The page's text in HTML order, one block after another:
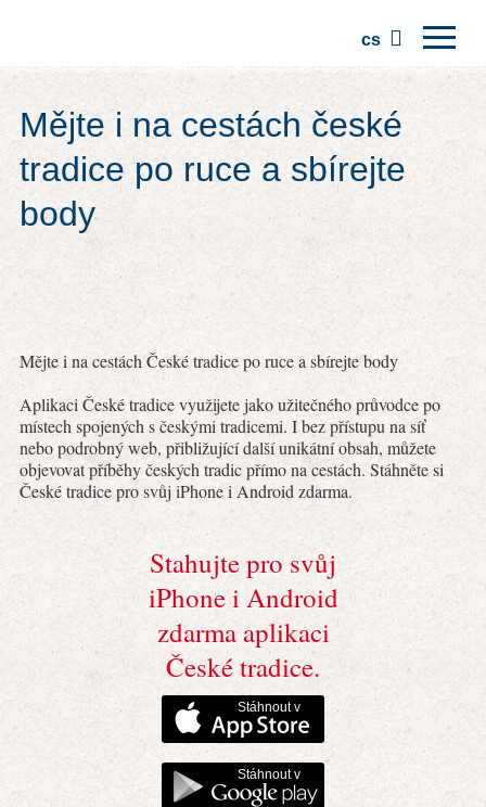
cs
Regiony
Tradice
Výlety
Mějte i na cestách české
tradice po ruce a sbírejte
body
Mějte i na cestách České tradice po ruce a sbírejte body
Aplikaci České tradice využijete jako užitečného průvodce po
místech spojených s českými tradicemi. I bez přístupu na síť
nebo podrobný web, přibližující další unikátní obsah, můžete
objevovat příběhy českých tradic přímo na cestách. Stáhněte si
České tradice pro svůj iPhone i Android zdarma.
Stahujte pro svůj
iPhone i Android
zdarma aplikaci
České tradice.
Stáhnout v
Stáhnout v